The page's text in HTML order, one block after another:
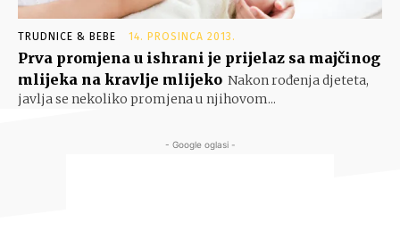
TRUDNICE & BEBE 14. PROSINCA 2013.
Prva promjena u ishrani je prijelaz sa majčinog
mlijeka na kravlje mlijeko Nakon rođenja djeteta,
javlja se nekoliko promjena u njihovom...
- Google oglasi -